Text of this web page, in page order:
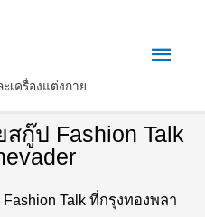
เครื่องแต่งกาย
กู๊ป Fashion Talk
Talk ที่กรุงทองพลา